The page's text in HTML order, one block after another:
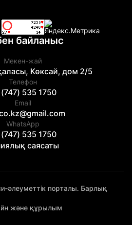
байланыс
Мекен-жай
Көксай, дом 2/5
Телефон
535 1750
Email
WhatsApp
535 1750
саясаты
әлеуметтік порталы. Барлық
және құрылым